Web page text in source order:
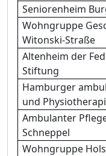
Seniorenheim
Wohngruppe
Witonski-Straße
Altenheim der
Stiftung
Hamburger
und
Ambulanter
Schneppel
Wohngruppe